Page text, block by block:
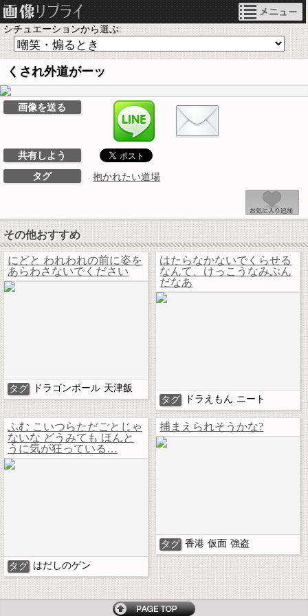
ネタ画像リプライ
シチュエーションから選ぶ:
くされ外道がーッ
画像を送る LINEで送る
共有しよう
タグ
抱かれたい道場
その他おすすめ
にどと われわれの前に姿を
あらわさないでください
タグ ドラゴンボール 天津飯
はたらなかないでくらせる
なんて、けっこうなみぶん
だなあ
タグ ドラえもん ニート
ふむ こいつらただごとじゃ
ないな どうみても ほんと
うに気が狂っている…
タグ はだしのゲン
捕まえられそうかな?
タグ 香港 仮面 強盗